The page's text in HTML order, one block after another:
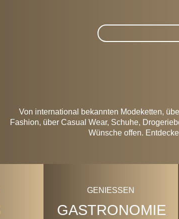
Suche im Shops
Von international bekannten Modeketten,
Fashion, über Casual Wear, Schuhe,
Wünsche offen.
GENIESSEN
GASTRONOMIE